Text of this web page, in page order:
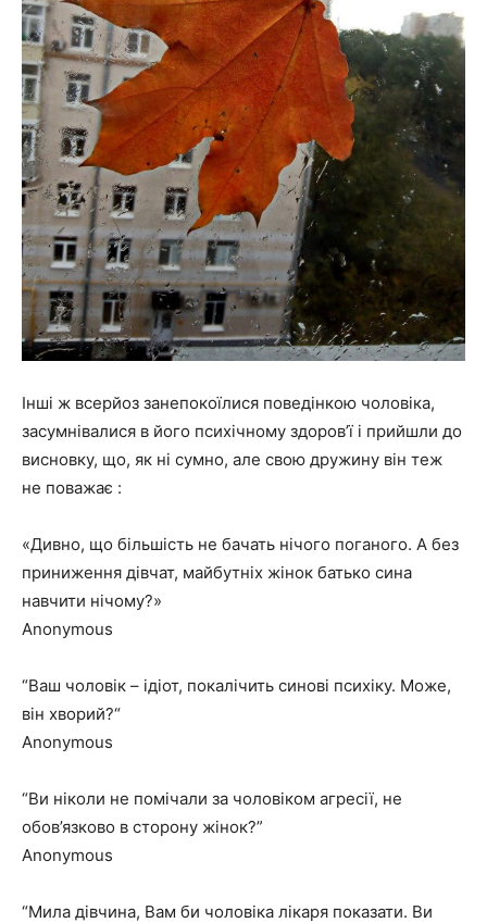
Інші ж всерйоз занепокоїлися поведінкою чоловіка,
засумнівалися в його психічному здоров’ї і прийшли до
висновку, що, як ні сумно, але свою дружину він теж
не поважає :
«Дивно, що більшість не бачать нічого поганого. А без
приниження дівчат, майбутніх жінок батько сина
навчити нічому?»
Anonymous
“Ваш чоловік – ідіот, покалічить синові психіку. Може,
він хворий?“
Anonymous
“Ви ніколи не помічали за чоловіком агресії, не
обов’язково в сторону жінок?”
Anonymous
“Мила дівчина, Вам би чоловіка лікаря показати. Ви